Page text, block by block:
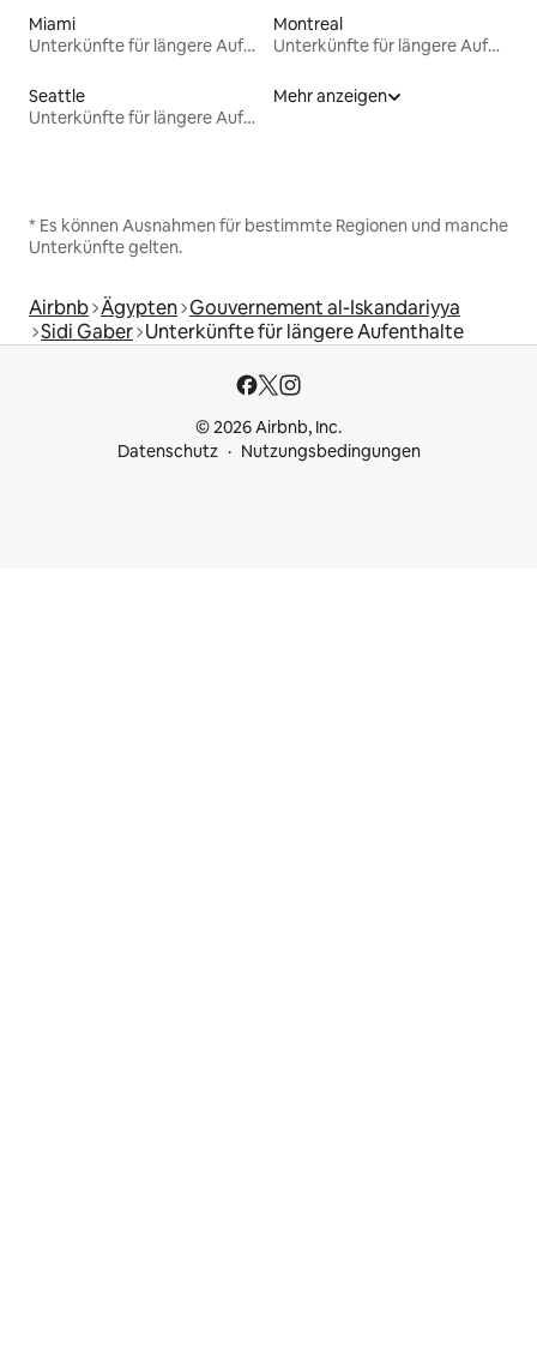
Miami
Unterkünfte für längere Aufenthalte
Montreal
Unterkünfte für längere Aufenthalte
Seattle
Unterkünfte für längere Aufenthalte
Mehr anzeigen
* Es können Ausnahmen für bestimmte Regionen und manche
Unterkünfte gelten.
Airbnb Ägypten Gouvernement al-Iskandariyya
Sidi Gaber Unterkünfte für längere Aufenthalte
© 2026 Airbnb, Inc.
Datenschutz
Nutzungsbedingungen